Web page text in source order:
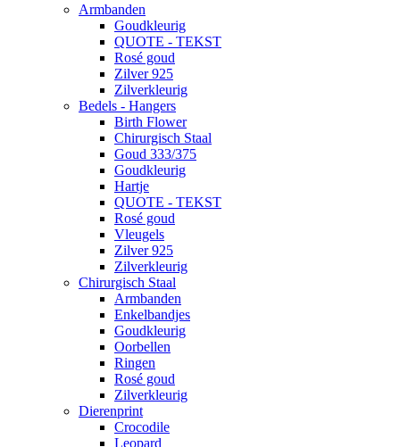
Armbanden
Goudkleurig
QUOTE - TEKST
Rosé goud
Zilver 925
Zilverkleurig
Bedels - Hangers
Birth Flower
Chirurgisch Staal
Goud 333/375
Goudkleurig
Hartje
QUOTE - TEKST
Rosé goud
Vleugels
Zilver 925
Zilverkleurig
Chirurgisch Staal
Armbanden
Enkelbandjes
Goudkleurig
Oorbellen
Ringen
Rosé goud
Zilverkleurig
Dierenprint
Crocodile
Leopard